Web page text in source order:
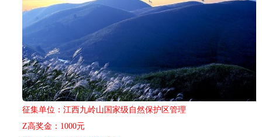
征集单位： 江西九岭山国家级自然保护区管理
Z高奖金：1000元